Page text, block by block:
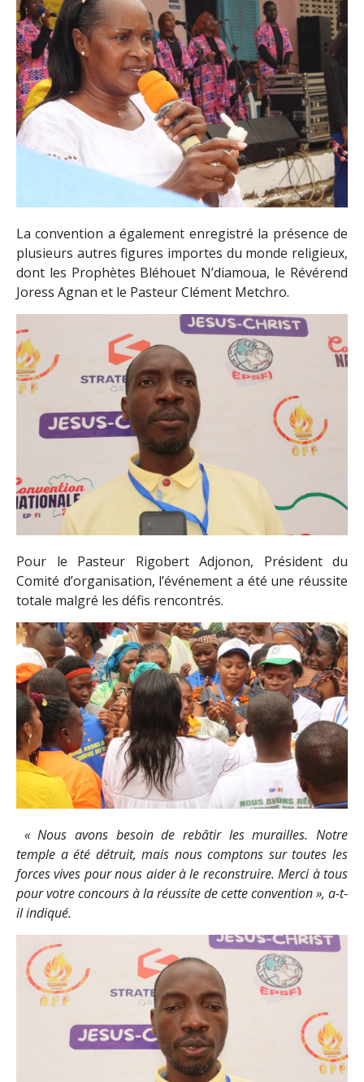
La convention a également enregistré la présence de
plusieurs autres figures importes du monde religieux,
dont les Prophètes Bléhouet N’diamoua, le Révérend
Joress Agnan et le Pasteur Clément Metchro.
Pour le Pasteur Rigobert Adjonon, Président du
Comité d’organisation, l’événement a été une réussite
totale malgré les défis rencontrés.
«Nous avons besoin de rebâtir les murailles. Notre
temple a été détruit, mais nous comptons sur toutes les
forces vives pour nous aider à le reconstruire. Merci à tous
pour votre concours à la réussite de cette convention», a-t-
il indiqué.